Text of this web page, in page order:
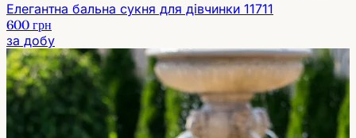
Елегантна бальна сукня для дівчинки 11711
600 грн
за добу